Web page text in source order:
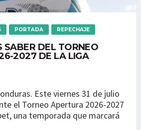
PORTADA REPECHAJE
SABER DEL TORNEO
2027 DE LA LIGA
Este viernes 31 de julio
el Torneo Apertura 2026-2027
una temporada que marcará